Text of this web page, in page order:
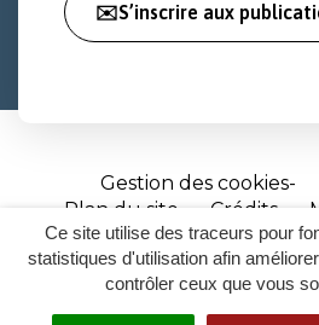
Ce site utilise des traceurs pour
statistiques d'utilisation afin
contrôler ceux que vous
✉️S’inscrire aux
Gestion des cookies
Plan du site
Crédits
Site
réalisé
par